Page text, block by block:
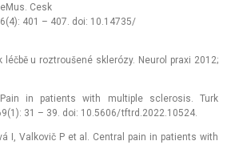
Cesk
401 –⁠ 407. doi: 10.14735/
léčbě u roztroušené sklerózy. Neurol praxi 2012;
in patients with multiple sclerosis. Turk
31 –⁠ 39. doi: 10.5606/ tftrd.2022.10524.
I, Valkovič P et al. Central pain in patients with